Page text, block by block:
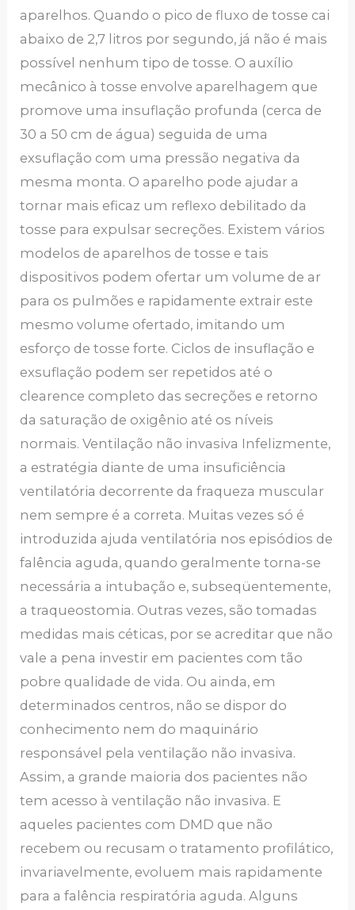
aparelhos. Quando o pico de fluxo de tosse cai
abaixo de 2,7 litros por segundo, já não é mais
possível nenhum tipo de tosse. O auxílio
mecânico à tosse envolve aparelhagem que
promove uma insuflação profunda (cerca de
30 a 50 cm de água) seguida de uma
exsuflação com uma pressão negativa da
mesma monta. O aparelho pode ajudar a
tornar mais eficaz um reflexo debilitado da
tosse para expulsar secreções. Existem vários
modelos de aparelhos de tosse e tais
dispositivos podem ofertar um volume de ar
para os pulmões e rapidamente extrair este
mesmo volume ofertado, imitando um
esforço de tosse forte. Ciclos de insuflação e
exsuflação podem ser repetidos até o
clearence completo das secreções e retorno
da saturação de oxigênio até os níveis
normais. Ventilação não invasiva Infelizmente,
a estratégia diante de uma insuficiência
ventilatória decorrente da fraqueza muscular
nem sempre é a correta. Muitas vezes só é
introduzida ajuda ventilatória nos episódios de
falência aguda, quando geralmente torna-se
necessária a intubação e, subseqüentemente,
a traqueostomia. Outras vezes, são tomadas
medidas mais céticas, por se acreditar que não
vale a pena investir em pacientes com tão
pobre qualidade de vida. Ou ainda, em
determinados centros, não se dispor do
conhecimento nem do maquinário
responsável pela ventilação não invasiva.
Assim, a grande maioria dos pacientes não
tem acesso à ventilação não invasiva. E
aqueles pacientes com DMD que não
recebem ou recusam o tratamento profilático,
invariavelmente, evoluem mais rapidamente
para a falência respiratória aguda. Alguns